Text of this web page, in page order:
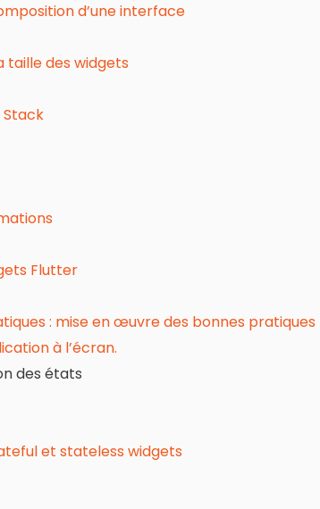
d’une interface
taille des widgets
Stack
Flutter
: mise en œuvre des bonnes
à l’écran.
des états
et stateless widgets